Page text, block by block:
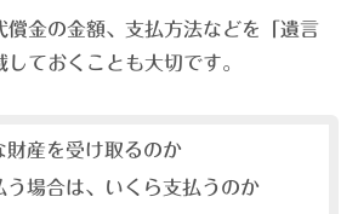
償金の金額、支払方法などを「遺言
ておくことも大切です。
財産を受け取るのか
う場合は、いくら支払うのか